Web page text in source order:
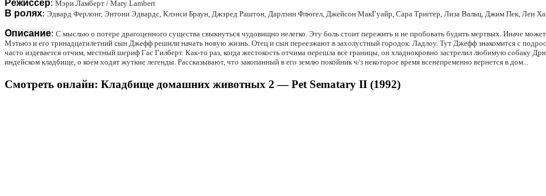
Режиссер: Мэри Ламберт / Mary Lambert
В ролях: Эдвард Ферлонг, Энтони Эдвардс, Клэнси Браун, Джэред Раштон, Дарлэнн Флюгел, Джейсон МакГуайр, Сара Триггер, Лиза Вальц, Джим Пек, Лен
Описание: С мыслью о потере драгоценного существа свыкнуться чудовищно нелегко. Эту боль стоит пережить и не пробовать будить мертвых. Иначе
Мэтьюз и его тринадцатилетний сын Джефф решили начать новую жизнь. Отец и сын переезжают в захолустный городок. Ладлоу. Тут Джефф знакомится с
часто издевается отчим, местный шериф Гас Гилберт. Как-то раз, когда жестокость отчима перешла все границы, он хладнокровно застрелил любимую собаку
индейском кладбище, о коем ходят жуткие легенды. Рассказывают, что закопанный в его землю покойник ч/з некоторое время всенепременно вернется в дом...
Смотреть онлайн: Кладбище домашних животных 2 — Pet Sematary II (1992)